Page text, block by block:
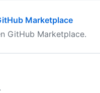
Marketplace
GitHub Marketplace.